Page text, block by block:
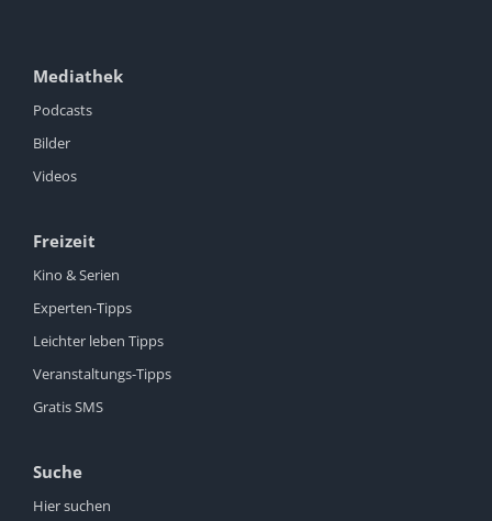
Mediathek
Podcasts
Bilder
Videos
Freizeit
Kino & Serien
Experten-Tipps
Leichter leben Tipps
Veranstaltungs-Tipps
Gratis SMS
Suche
Hier suchen